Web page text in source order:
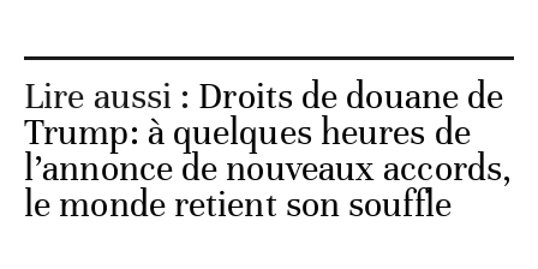
Lire aussi : Droits de douane de
Trump: à quelques heures de
l’annonce de nouveaux accords,
le monde retient son souffle